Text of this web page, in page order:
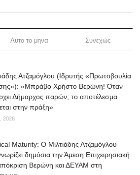
Αυτο το μηνα Συνεχώς
Ατζαμόγλου (Ιδρυτής «Πρωτοβουλία
«Μπράβο Χρήστο Βερώνη! Όταν
Δήμαρχος παρών, το αποτέλεσμα
στην πράξη»
2026
Maturity: Ο Μιλτιάδης Ατζαμόγλου
δημόσια την Άμεση Επιχειρησιακή
Βερώνη και ΔΕΥΑΜ στη